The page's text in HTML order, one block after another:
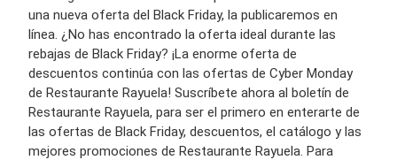
una nueva oferta del Black Friday, la publicaremos en
línea. ¿No has encontrado la oferta ideal durante las
rebajas de Black Friday? ¡La enorme oferta de
descuentos continúa con las ofertas de Cyber Monday
de Restaurante Rayuela! Suscríbete ahora al boletín de
Restaurante Rayuela, para ser el primero en enterarte de
las ofertas de Black Friday, descuentos, el catálogo y las
mejores promociones de Restaurante Rayuela. Para